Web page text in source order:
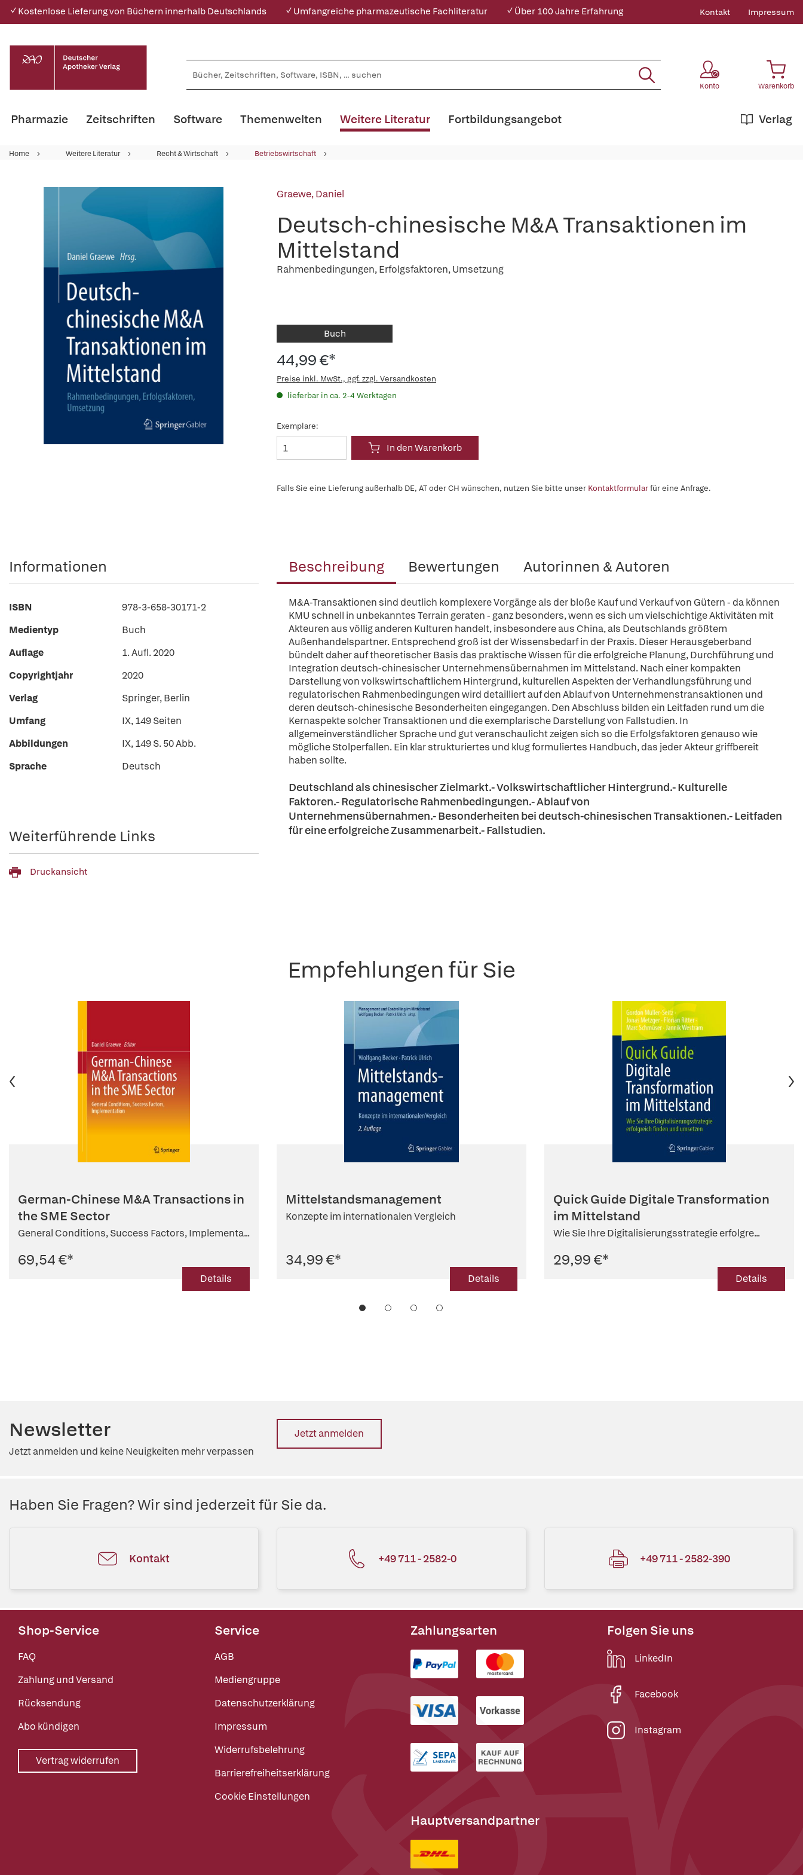
✓ Kostenlose Lieferung von Büchern innerhalb Deutschlands ✓ Umfangreiche pharmazeutische Fachliteratur ✓ Über 100 Jahre Erfahrung Kontakt Impressum
Konto Warenkorb
Pharmazie Zeitschriften Software Themenwelten Weitere Literatur Verlag
Fortbildungsangebot
Home Weitere Literatur Recht & Wirtschaft Betriebswirtschaft
Graewe, Daniel
Deutsch-chinesische M&A Transaktionen im
Mittelstand
Rahmenbedingungen, Erfolgsfaktoren, Umsetzung
Buch
44,99 €*
Preise inkl. MwSt., ggf. zzgl. Versandkosten
lieferbar in ca. 2-4 Werktagen
Exemplare:
In den Warenkorb
Falls Sie eine Lieferung außerhalb DE, AT oder CH wünschen, nutzen Sie bitte unser Kontaktformularfür eine Anfrage.
Beschreibung Bewertungen Autorinnen & Autoren
M&A-Transaktionen sind deutlich komplexere Vorgänge als der bloße Kauf und Verkauf von Gütern - da können
KMU schnell in unbekanntes Terrain geraten - ganz besonders, wenn es sich um vielschichtige Aktivitäten mit
Akteuren aus völlig anderen Kulturen handelt, insbesondere aus China, als Deutschlands größtem
Außenhandelspartner. Entsprechend groß ist der Wissensbedarf in der Praxis. Dieser Herausgeberband
bündelt daher auf theoretischer Basis das praktische Wissen für die erfolgreiche Planung, Durchführung und
Integration deutsch-chinesischer Unternehmensübernahmen im Mittelstand. Nach einer kompakten
Darstellung von volkswirtschaftlichem Hintergrund, kulturellen Aspekten der Verhandlungsführung und
regulatorischen Rahmenbedingungen wird detailliert auf den Ablauf von Unternehmenstransaktionen und
deren deutsch-chinesische Besonderheiten eingegangen. Den Abschluss bilden ein Leitfaden rund um die
Kernaspekte solcher Transaktionen und die exemplarische Darstellung von Fallstudien. In
allgemeinverständlicher Sprache und gut veranschaulicht zeigen sich so die Erfolgsfaktoren genauso wie
mögliche Stolperfallen. Ein klar strukturiertes und klug formuliertes Handbuch, das jeder Akteur griffbereit
haben sollte.
Deutschland als chinesischer Zielmarkt.- Volkswirtschaftlicher Hintergrund.- Kulturelle
Faktoren.- Regulatorische Rahmenbedingungen.- Ablauf von
Unternehmensübernahmen.- Besonderheiten bei deutsch-chinesischen Transaktionen.- Leitfaden
für eine erfolgreiche Zusammenarbeit.- Fallstudien.
Informationen
ISBN
978-3-658-30171-2
Medientyp
Buch
Auflage
1. Aufl. 2020
Copyrightjahr
2020
Verlag
Springer, Berlin
Umfang
IX, 149 Seiten
Abbildungen
IX, 149 S. 50 Abb.
Sprache
Deutsch
Weiterführende Links
Druckansicht
Empfehlungen für Sie
German-Chinese M&A Transactions in
the SME Sector
General Conditions, Success Factors, Implementa...
69,54 €*
Details
Mittelstandsmanagement
Konzepte im internationalen Vergleich
34,99 €*
Details
Quick Guide Digitale Transformation
im Mittelstand
Wie Sie Ihre Digitalisierungsstrategie erfolgre...
29,99 €*
Details
Newsletter
Jetzt anmelden und keine Neuigkeiten mehr verpassen
Jetzt anmelden
Haben Sie Fragen? Wir sind jederzeit für Sie da.
Kontakt +49 711 - 2582-0 +49 711 - 2582-390
Shop-Service
FAQ
Zahlung und Versand
Rücksendung
Abo kündigen
Vertrag widerrufen
Service
AGB
Mediengruppe
Datenschutzerklärung
Impressum
Widerrufsbelehrung
Barrierefreiheitserklärung
Cookie Einstellungen
Zahlungsarten
Hauptversandpartner
Folgen Sie uns
LinkedIn
Facebook
Instagram